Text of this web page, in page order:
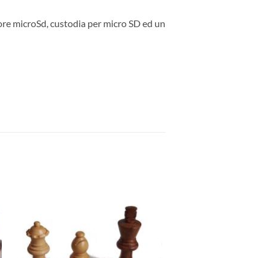
microSd, custodia per micro SD ed un
Aggiungi
alla lista
dei
desideri